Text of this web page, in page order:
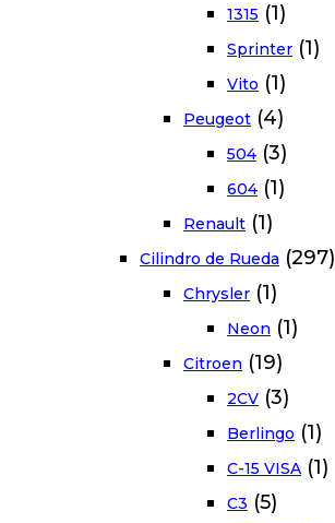
1315 (1)
Sprinter (1)
Vito (1)
Peugeot (4)
504 (3)
604 (1)
Renault (1)
Cilindro de Rueda (297)
Chrysler (1)
Neon (1)
Citroen (19)
2CV (3)
Berlingo (1)
C-15 VISA (1)
C3 (5)